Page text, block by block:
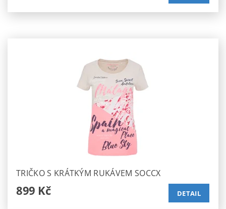
TRIČKO S KRÁTKÝM RUKÁVEM SOCCX
899 Kč DETAIL